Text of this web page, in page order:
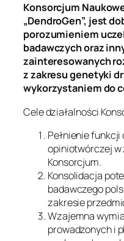
Konsorcjum
„DendroGen”, jest
porozumieniem
badawczych oraz
zainteresowanych
z zakresu genetyki
wykorzystaniem do
Cele działalności
Pełnienie
opiniotwórczej w
Konsorcjum.
Konsolidacja
badawczego
zakresie
Wzajemna
prowadzonych i